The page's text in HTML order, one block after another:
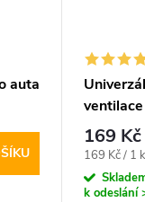
auta
169 Kč
Měrná
cena:
169 Kč / 1
k odeslání